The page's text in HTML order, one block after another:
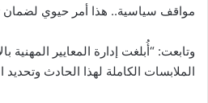
مواقف سياسية.. هذا أمر حيوي لضمان
وتابعت: “أُبلغت إدارة المعايير
الملابسات الكاملة لهذا الحادث وتحديد